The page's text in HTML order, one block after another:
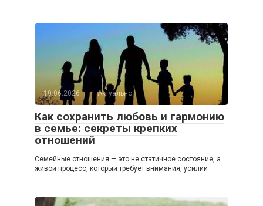
10.06.2026 Актуально
Как сохранить любовь и гармонию
в семье: секреты крепких
отношений
Семейные отношения — это не статичное состояние, а
живой процесс, который требует внимания, усилий